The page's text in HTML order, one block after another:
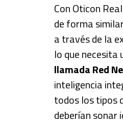
Con Oticon
de forma
a través de la
lo que necesita
llamada Red
inteligencia
todos los tipos
deberían sonar